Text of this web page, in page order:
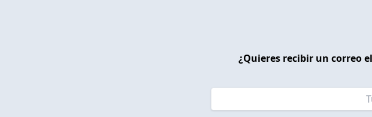
¿Quieres recibir un correo